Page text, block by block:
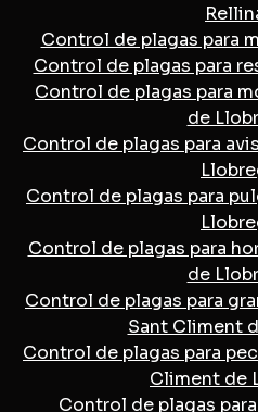
Control de plagas para
Control de plagas para
Control de plagas para
de
Control de plagas para
Control de plagas para
Control de plagas para
de
Control de plagas para
Sant Climent
Control de plagas para
Climent de
Control de plagas